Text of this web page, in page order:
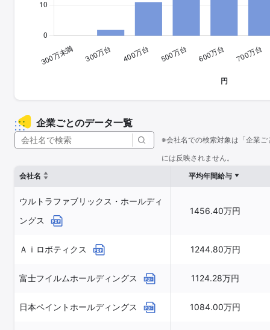
企業ごとのデータ一覧
※会社名での検索対象は「企業
には反映されません。
会社名
平均年間給与
ウルトラファブリックス・ホールディ
ングス
1456.40万円
Ａｉロボティクス 1244.80万円
富士フイルムホールディングス 1124.28万円
日本ペイントホールディングス 1084.00万円